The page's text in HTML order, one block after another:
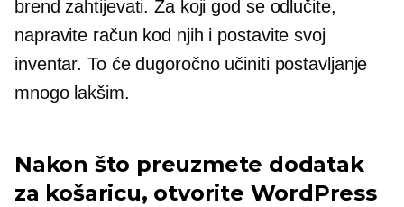
brend zahtijevati. Za koji god se odlučite,
napravite račun kod njih i postavite svoj
inventar. To će dugoročno učiniti postavljanje
mnogo lakšim.
Nakon što preuzmete dodatak
za košaricu, otvorite WordPress